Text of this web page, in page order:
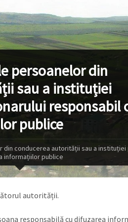
persoanelor din
sau a instituției
responsabil
publice
din conducerea autorității sau a instituției
informațiilor publice
autorității.
responsabilă cu difuzarea